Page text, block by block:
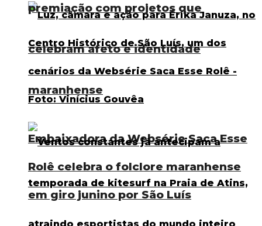
Embaixadora da Websérie Saca Esse
Rolê celebra o folclore maranhense
em giro junino por São Luís
premiação com projetos que
celebram afeto e identidade
maranhense